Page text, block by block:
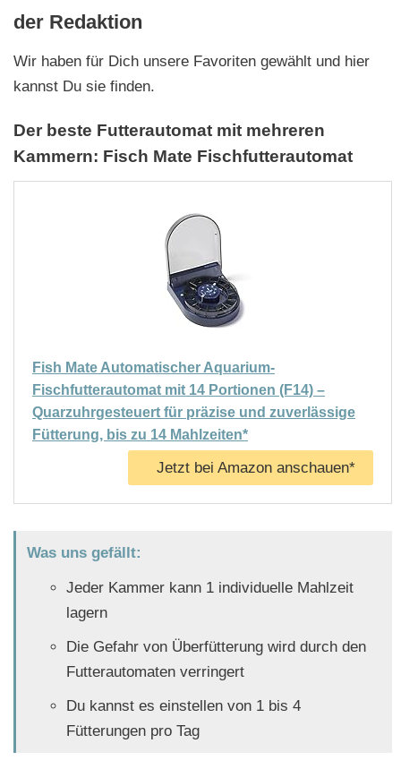
der Redaktion
Wir haben für Dich unsere Favoriten gewählt und hier
kannst Du sie finden.
Der beste Futterautomat mit mehreren
Kammern: Fisch Mate Fischfutterautomat
Fish Mate Automatischer Aquarium-
Fischfutterautomat mit 14 Portionen (F14) –
Quarzuhrgesteuert für präzise und zuverlässige
Fütterung, bis zu 14 Mahlzeiten*
Jetzt bei Amazon anschauen*
Was uns gefällt:
Jeder Kammer kann 1 individuelle Mahlzeit
lagern
Die Gefahr von Überfütterung wird durch den
Futterautomaten verringert
Du kannst es einstellen von 1 bis 4
Fütterungen pro Tag